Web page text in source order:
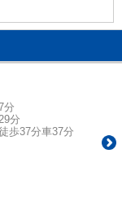
分
分
歩37分車37分